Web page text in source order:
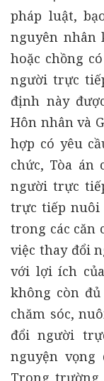
pháp luật,
nguyên nhân
hoặc chồng
người trực
định này
Hôn nhân và
hợp có yêu
chức, Tòa án
người trực
trực tiếp nuôi
trong các căn
việc thay đổi
với lợi ích
không còn
chăm sóc,
đổi người
nguyện
Trong trường